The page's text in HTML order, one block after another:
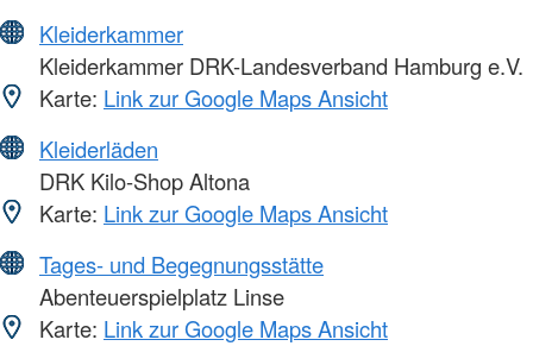
Kleiderkammer
Kleiderkammer DRK-Landesverband Hamburg e.V.
Karte: Link zur Google Maps Ansicht
Kleiderläden
DRK Kilo-Shop Altona
Karte: Link zur Google Maps Ansicht
Tages- und Begegnungsstätte
Abenteuerspielplatz Linse
Karte: Link zur Google Maps Ansicht